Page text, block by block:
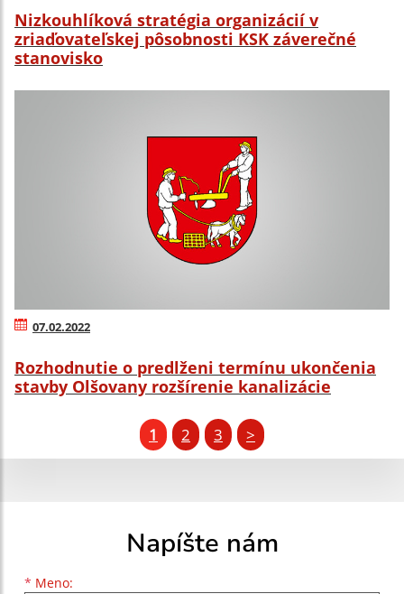
Nizkouhlíková stratégia organizácií v
zriaďovateľskej pôsobnosti KSK záverečné
stanovisko
07.02.2022
Rozhodnutie o predlženi termínu ukončenia
stavby Olšovany rozšírenie kanalizácie
1 2 3 >
Napíšte nám
* Meno:
Meno
Priezvisko
E-mailová adresa